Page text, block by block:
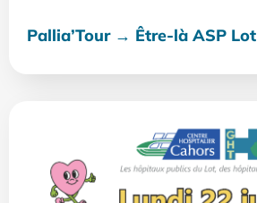
Pallia’Tour → Être-là ASP Lot